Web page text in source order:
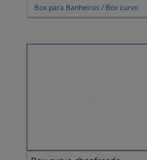
Box para Banheiros / Box curvo